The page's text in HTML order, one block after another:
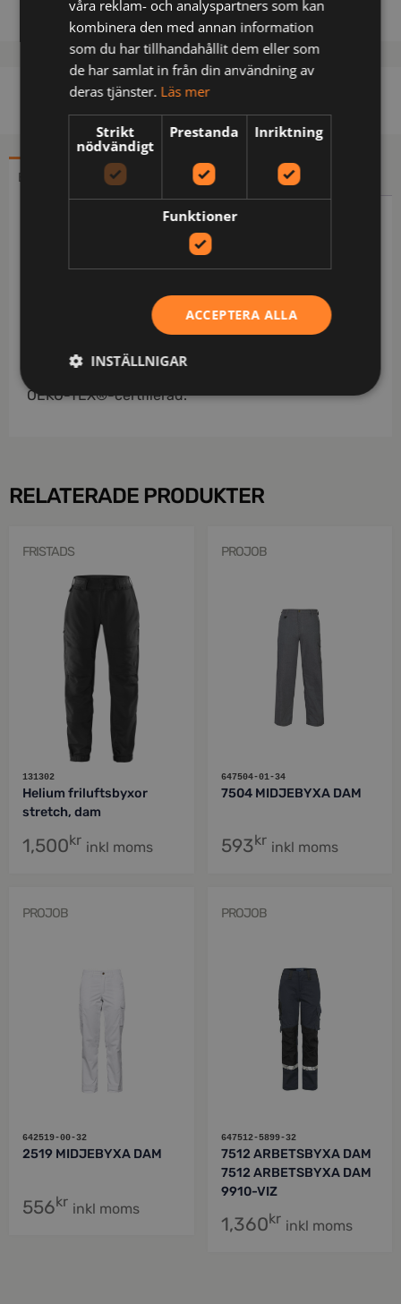
BESKRIVNING YTTERLIGARE INFORMATION
Lättvikts ripstop-material / Breda partier i 4-vägs
/ 2 framfickor med dragkedja / 2 bakfickor med lock
/ Dubbel grensöm / Benficka med extra ficka med
lock / Benficka med extra ficka och telefonficka
med lock / Extra benupplägg, kan förlängas 5 cm /
OEKO-TEX®-certifierad.
RELATERADE PRODUKTER
FRISTADS
131302
Helium friluftsbyxor
stretch, dam
1,500kr inkl moms
PROJOB
647504-01-34
7504 MIDJEBYXA DAM
593kr inkl moms
PROJOB
642519-00-32
2519 MIDJEBYXA DAM
556kr inkl moms
PROJOB
647512-5899-32
7512 ARBETSBYXA DAM
7512 ARBETSBYXA DAM
9910-VIZ
1,360kr inkl moms
våra reklam- och analyspartners som kan
kombinera den med annan information
som du har tillhandahållit dem eller som
de har samlat in från din användning av
deras tjänster. Läs mer
Strikt
nödvändigt
Prestanda Inriktning
Funktioner
ACCEPTERA ALLA
INSTÄLLNIGAR